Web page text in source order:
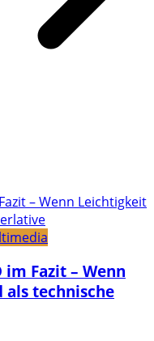
im Fazit – Wenn
technische